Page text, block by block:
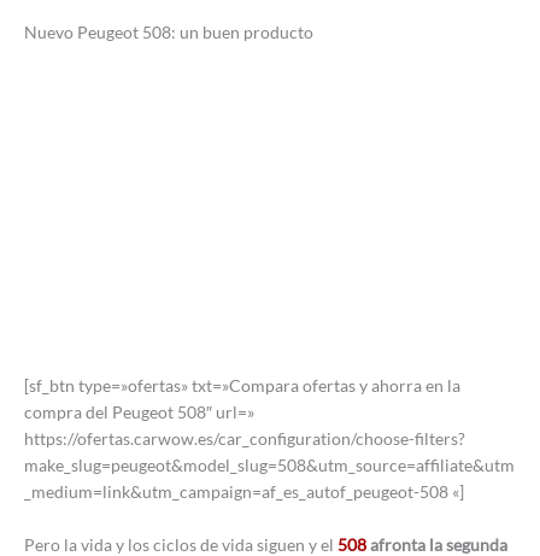
Nuevo Peugeot 508: un buen producto
[sf_btn type=»ofertas» txt=»Compara ofertas y ahorra en la
compra del Peugeot 508″ url=»
https://ofertas.carwow.es/car_configuration/choose-filters?
make_slug=peugeot&model_slug=508&utm_source=affiliate&utm
_medium=link&utm_campaign=af_es_autof_peugeot-508 «]
Pero la vida y los ciclos de vida siguen y el 508afronta la segunda